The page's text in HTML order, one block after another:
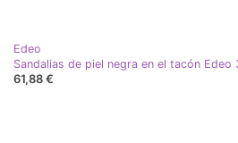
Edeo
Sandalias de piel negra en el tacón Edeo
61,88 €